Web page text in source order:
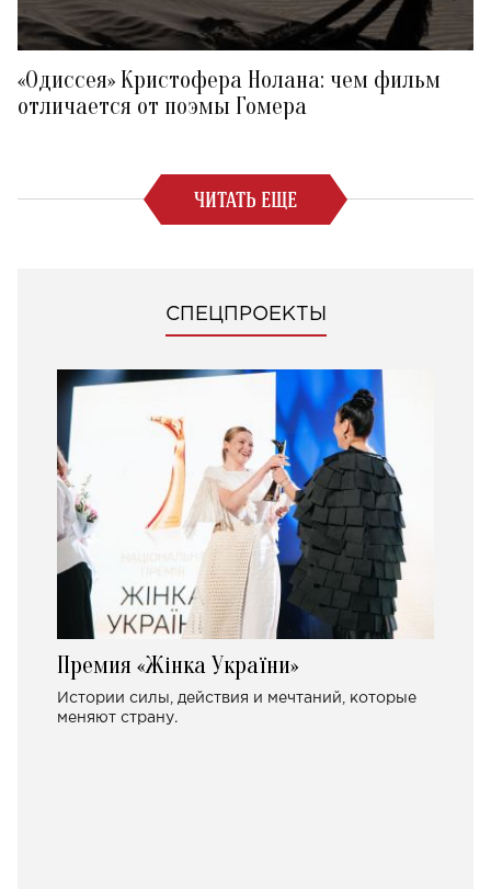
«Одиссея» Кристофера Нолана: чем фильм
отличается от поэмы Гомера
ЧИТАТЬ ЕЩЕ
СПЕЦПРОЕКТЫ
Премия «Жінка України»
Истории силы, действия и мечтаний, которые
меняют страну.